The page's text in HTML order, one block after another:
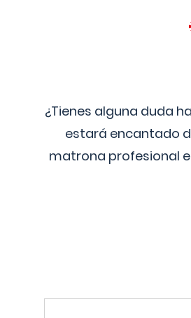
¿Tienes alguna duda
estará encantado
matrona profesional